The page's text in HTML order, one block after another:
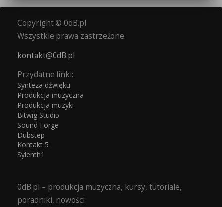
Copyright © 0dB.pl
Wszystkie prawa zastrzeżone.
kontakt@0dB.pl
Przydatne linki:
Synteza dźwięku
Produkcja muzyczna
Produkcja muzyki
Bitwig Studio
Sound Forge
Dubstep
Kontakt 5
Sylenth1
0dB.pl – produkcja muzyczna, kursy, tutoriale,
poradniki, nowości